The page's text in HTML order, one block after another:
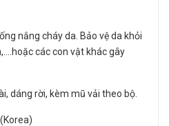
nắng cháy da. Bảo vệ da khỏi
các con vật khác gây
dáng rời, kèm mũ vải theo bộ.